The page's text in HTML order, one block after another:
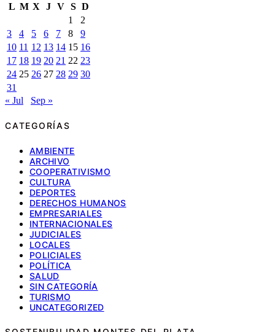
L M X J V S D
1
2
3
4 5 6 7 8
9
10 11 12 13 14 15 16
17 18 19 20 21 22 23
24 25 26 27 28 29 30
31
« Jul
Sep »
CATEGORÍAS
AMBIENTE
ARCHIVO
COOPERATIVISMO
CULTURA
DEPORTES
DERECHOS HUMANOS
EMPRESARIALES
INTERNACIONALES
JUDICIALES
LOCALES
POLICIALES
POLÍTICA
SALUD
SIN CATEGORÍA
TURISMO
UNCATEGORIZED